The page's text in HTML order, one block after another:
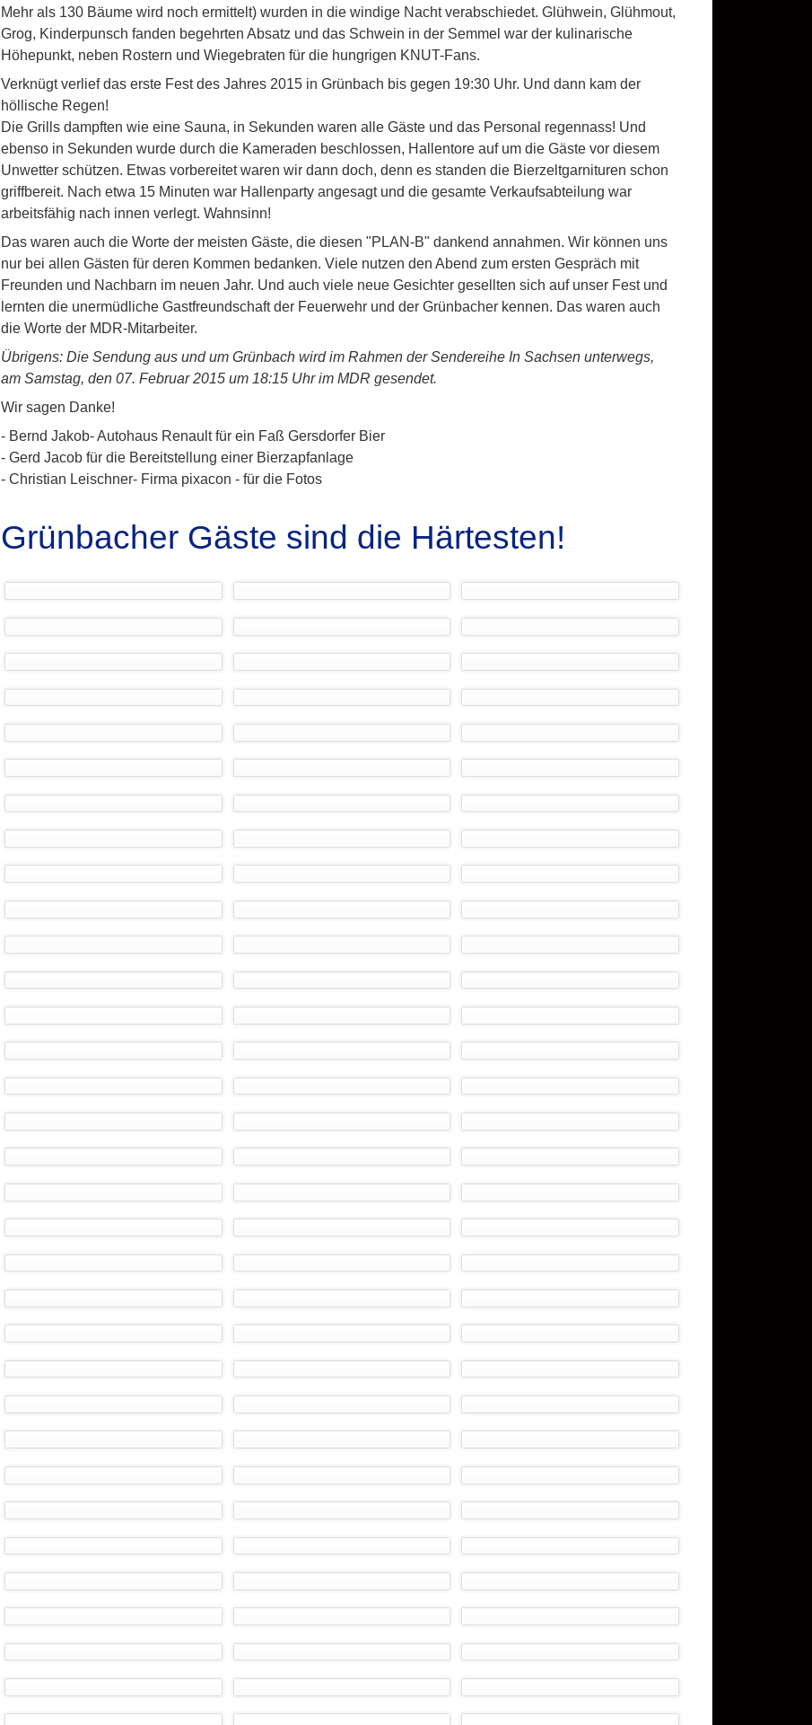
Mehr als 130 Bäume wird noch ermittelt) wurden in die windige Nacht verabschiedet. Glühwein, Glühmout,
Grog, Kinderpunsch fanden begehrten Absatz und das Schwein in der Semmel war der kulinarische
Höhepunkt, neben Rostern und Wiegebraten für die hungrigen KNUT-Fans.
Verknügt verlief das erste Fest des Jahres 2015 in Grünbach bis gegen 19:30 Uhr. Und dann kam der
höllische Regen!
Die Grills dampften wie eine Sauna, in Sekunden waren alle Gäste und das Personal regennass! Und
ebenso in Sekunden wurde durch die Kameraden beschlossen, Hallentore auf um die Gäste vor diesem
Unwetter schützen. Etwas vorbereitet waren wir dann doch, denn es standen die Bierzeltgarnituren schon
griffbereit. Nach etwa 15 Minuten war Hallenparty angesagt und die gesamte Verkaufsabteilung war
arbeitsfähig nach innen verlegt. Wahnsinn!
Das waren auch die Worte der meisten Gäste, die diesen "PLAN-B" dankend annahmen. Wir können uns
nur bei allen Gästen für deren Kommen bedanken. Viele nutzen den Abend zum ersten Gespräch mit
Freunden und Nachbarn im neuen Jahr. Und auch viele neue Gesichter gesellten sich auf unser Fest und
lernten die unermüdliche Gastfreundschaft der Feuerwehr und der Grünbacher kennen. Das waren auch
die Worte der MDR-Mitarbeiter.
Übrigens: Die Sendung aus und um Grünbach wird im Rahmen der Sendereihe In Sachsen unterwegs,
am Samstag, den 07. Februar 2015 um 18:15 Uhr im MDR gesendet.
Wir sagen Danke!
- Bernd Jakob- Autohaus Renault für ein Faß Gersdorfer Bier
- Gerd Jacob für die Bereitstellung einer Bierzapfanlage
- Christian Leischner- Firma pixacon - für die Fotos
Grünbacher Gäste sind die Härtesten!